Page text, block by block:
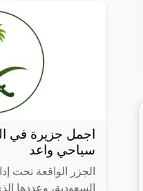
اجمل جزيرة في
سياحي واعد
الجزر الواقعة تحت